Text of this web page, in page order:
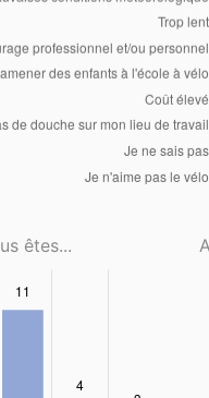
êtes...